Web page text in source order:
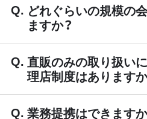
どれぐらいの規模の
ますか？
直販のみの取り扱い
理店制度はあります
業務提携はできます